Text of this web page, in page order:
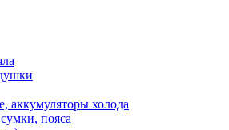
аккумуляторы холода
пояса